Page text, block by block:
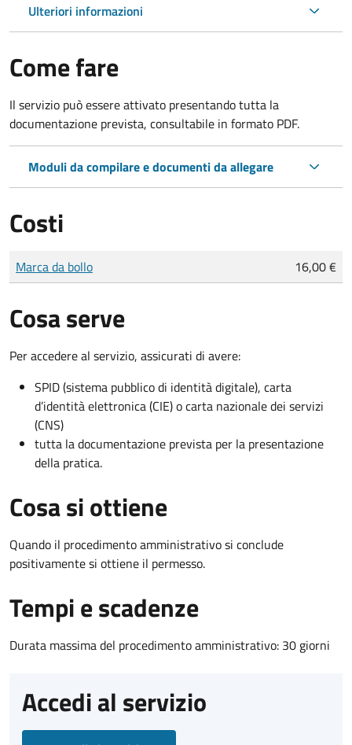
Ulteriori informazioni
Come fare
Il servizio può essere attivato presentando tutta la
documentazione prevista, consultabile in formato PDF.
Moduli da compilare e documenti da allegare
Costi
Tipo di pagamento
Importo
Marca da bollo 16,00 €
Cosa serve
Per accedere al servizio, assicurati di avere:
SPID (sistema pubblico di identità digitale), carta
d’identità elettronica (CIE) o carta nazionale dei servizi
(CNS)
tutta la documentazione prevista per la presentazione
della pratica.
Cosa si ottiene
Quando il procedimento amministrativo si conclude
positivamente si ottiene il permesso.
Tempi e scadenze
Durata massima del procedimento amministrativo: 30 giorni
Accedi al servizio